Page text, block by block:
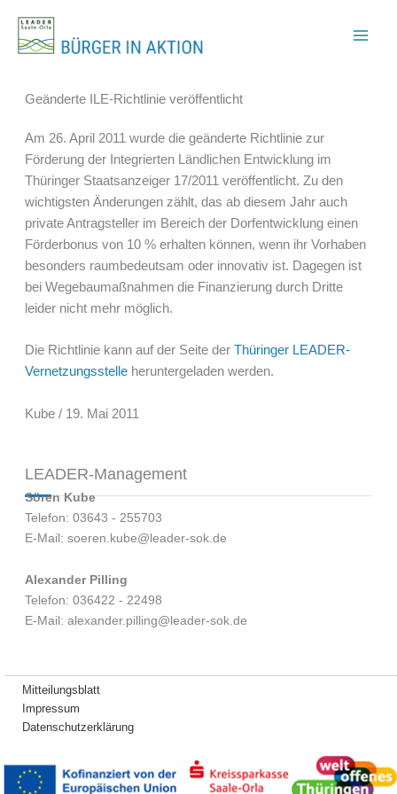
Inhalt
springen
LEADER-Management
Sören Kube
Telefon: 03643 - 255703
E-Mail: soeren.kube@leader-sok.de
Alexander Pilling
Telefon: 036422 - 22498
E-Mail: alexander.pilling@leader-sok.de
Geänderte ILE-Richtlinie veröffentlicht
Am 26. April 2011 wurde die geänderte Richtlinie zur
Förderung der Integrierten Ländlichen Entwicklung im
Thüringer Staatsanzeiger 17/2011 veröffentlicht. Zu den
wichtigsten Änderungen zählt, das ab diesem Jahr auch
private Antragsteller im Bereich der Dorfentwicklung einen
Förderbonus von 10 % erhalten können, wenn ihr Vorhaben
besonders raumbedeutsam oder innovativ ist. Dagegen ist
bei Wegebaumaßnahmen die Finanzierung durch Dritte
leider nicht mehr möglich.
Die Richtlinie kann auf der Seite der Thüringer LEADER-
Vernetzungsstelleheruntergeladen werden.
Kube / 19. Mai 2011
Mitteilungsblatt
Impressum
Datenschutzerklärung